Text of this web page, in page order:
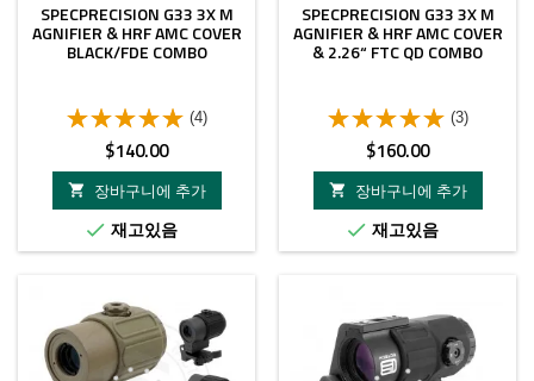
SPECPRECISION G33 3X M
AGNIFIER & HRF AMC COVER
BLACK/FDE COMBO
(4)
가
격
$140.00

장바구니에 추가
 재고있음
SPECPRECISION G33 3X M
AGNIFIER & HRF AMC COVER
& 2.26“ FTC QD COMBO
(3)
가
격
$160.00

장바구니에 추가
 재고있음